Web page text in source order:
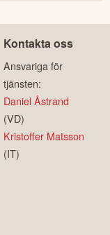
Kontakta oss
Ansvariga för
tjänsten:
Daniel Åstrand
(VD)
Kristoffer Matsson
(IT)